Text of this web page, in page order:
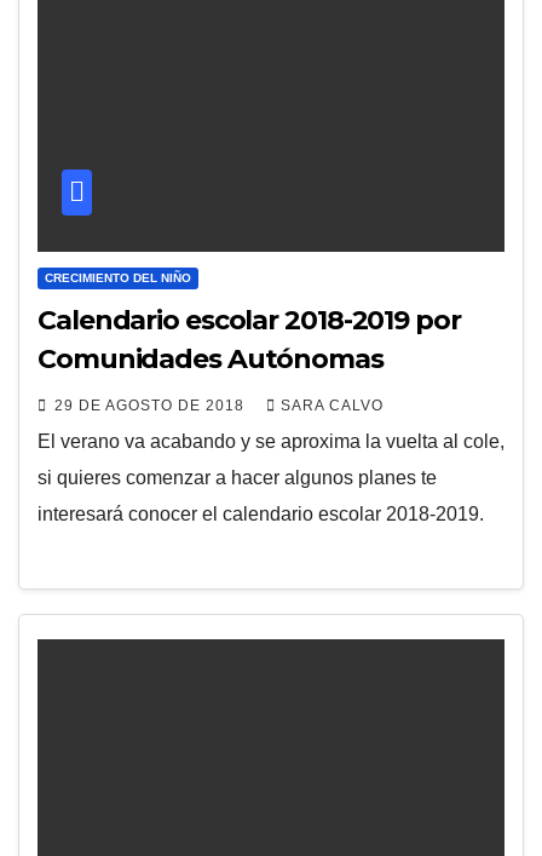
CRECIMIENTO DEL NIÑO
Calendario escolar 2018-2019 por
Comunidades Autónomas
29 DE AGOSTO DE 2018 SARA CALVO
El verano va acabando y se aproxima la vuelta al cole,
si quieres comenzar a hacer algunos planes te
interesará conocer el calendario escolar 2018-2019.